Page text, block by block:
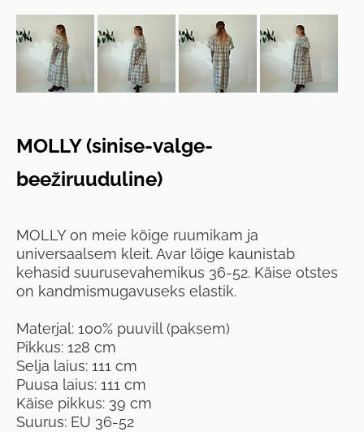
MOLLY (sinise-valge-
beežiruuduline)
MOLLY on meie kõige ruumikam ja
universaalsem kleit. Avar lõige kaunistab
kehasid suurusevahemikus 36-52. Käise otstes
on kandmismugavuseks elastik.
Materjal: 100% puuvill (paksem)
Pikkus: 128 cm
Selja laius: 111 cm
Puusa laius: 111 cm
Käise pikkus: 39 cm
Suurus: EU 36-52